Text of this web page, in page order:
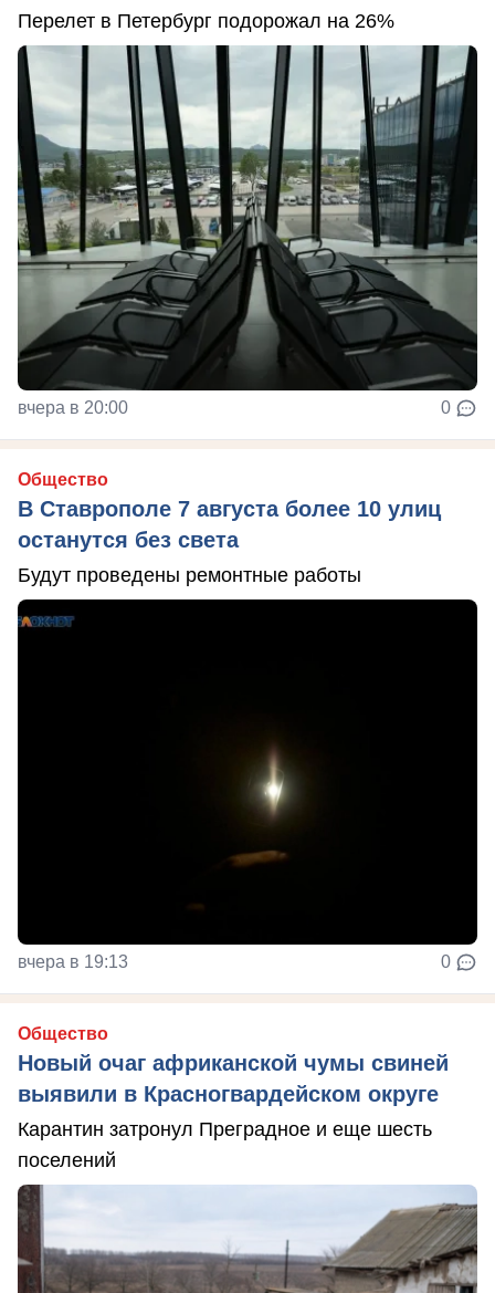
Перелет в Петербург подорожал на 26%
вчера в 20:00 0
Общество
В Ставрополе 7 августа более 10 улиц
останутся без света
Будут проведены ремонтные работы
вчера в 19:13 0
Общество
Новый очаг африканской чумы свиней
выявили в Красногвардейском округе
Карантин затронул Преградное и еще шесть
поселений